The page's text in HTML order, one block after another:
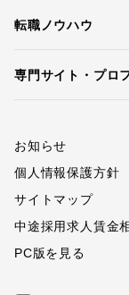
転職ノウハウ
専門サイト・プロ
お知らせ
個人情報保護方針
サイトマップ
中途採用求人賃金
PC版を見る